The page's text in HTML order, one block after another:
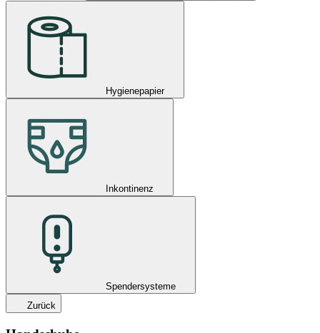
Hygienepapier
Inkontinenz
Spendersysteme
Zurück